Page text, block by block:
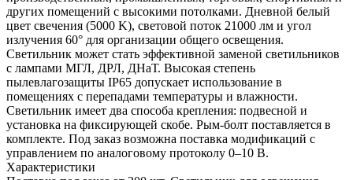
других помещений с высокими потолками. Дневной белый
цвет свечения (5000 K), световой поток 21000 лм и угол
излучения 60° для организации общего освещения.
Светильник может стать эффективной заменой светильников
с лампами МГЛ, ДРЛ, ДНаТ. Высокая степень
пылевлагозащиты IP65 допускает использование в
помещениях с перепадами температуры и влажности.
Светильник имеет два способа крепления: подвесной и
установка на фиксирующей скобе. Рым-болт поставляется в
комплекте. Под заказ возможна поставка модификаций с
управлением по аналоговому протоколу 0–10 В.
Характеристики